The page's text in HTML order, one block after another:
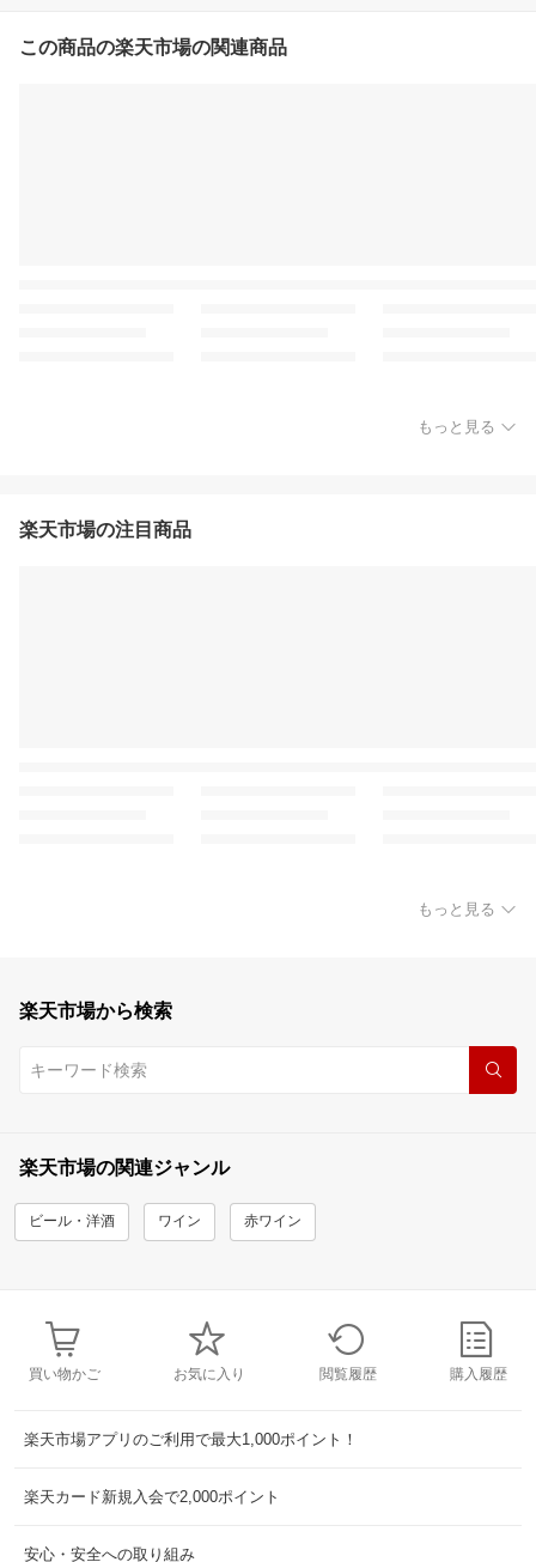
この商品の楽天市場の関連商品
もっと見る
楽天市場の注目商品
もっと見る
楽天市場から検索
楽天市場の関連ジャンル
ビール・洋酒 ワイン 赤ワイン
買い物かご お気に入り 閲覧履歴 購入履歴
楽天市場アプリのご利用で最大1,000ポイント！
楽天カード新規入会で2,000ポイント
安心・安全への取り組み